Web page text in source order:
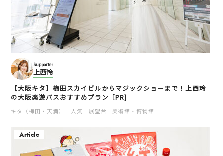
Supporter
上西怜
【大阪キタ】梅田スカイビルからマジックショーまで！上西玲
の大阪楽遊パスおすすめプラン［PR]
キタ（梅田・天満） 人気 展望台 美術館・博物館
Article